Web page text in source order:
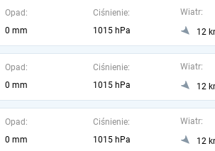
Opad:
0 mm
Ciśnienie:
1015 hPa
Wiatr:
12
Opad:
0 mm
Ciśnienie:
1015 hPa
Wiatr:
12
Opad:
0 mm
Ciśnienie:
1015 hPa
Wiatr:
12